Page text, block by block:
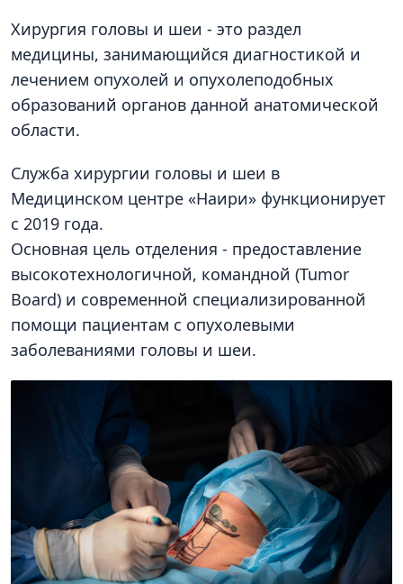
Хирургия головы и шеи - это раздел
медицины, занимающийся диагностикой и
лечением опухолей и опухолеподобных
образований органов данной анатомической
области.
Служба хирургии головы и шеи в
Медицинском центре «Наири» функционирует
с 2019 года.
Основная цель отделения - предоставление
высокотехнологичной, командной (Tumor
Board) и современной специализированной
помощи пациентам с опухолевыми
заболеваниями головы и шеи.